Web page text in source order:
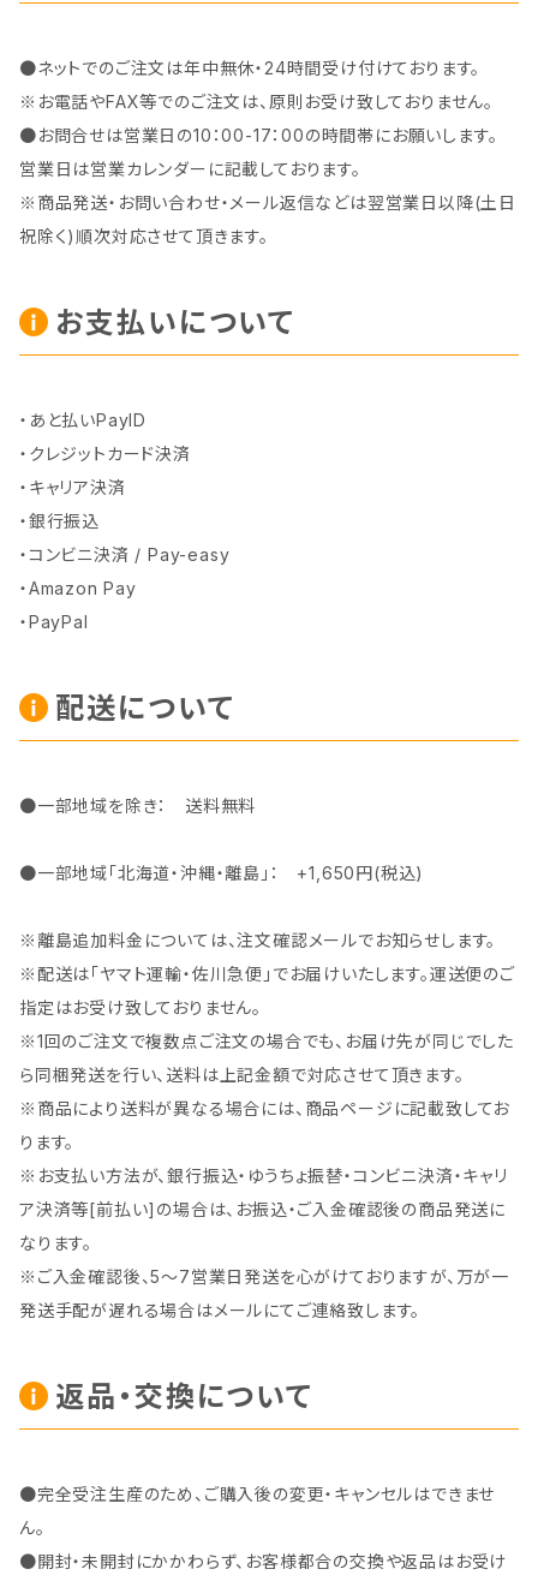
●ネットでのご注文は年中無休・24時間受け付けております。
※お電話やFAX等でのご注文は、原則お受け致しておりません。
●お問合せは営業日の10：00-17：00の時間帯にお願いします。
営業日は営業カレンダーに記載しております。
※商品発送・お問い合わせ・メール返信などは翌営業日以降(土日
祝除く)順次対応させて頂きます。
お支払いについて
・あと払いPayID
・クレジットカード決済
・キャリア決済
・銀行振込
・コンビニ決済 / Pay-easy
・Amazon Pay
・PayPal
配送について
●一部地域を除き： 送料無料
●一部地域「北海道・沖縄・離島」： +1,650円(税込)
※離島追加料金については、注文確認メールでお知らせします。
※配送は「ヤマト運輸・佐川急便」でお届けいたします。運送便のご
指定はお受け致しておりません。
※1回のご注文で複数点ご注文の場合でも、お届け先が同じでした
ら同梱発送を行い、送料は上記金額で対応させて頂きます。
※商品により送料が異なる場合には、商品ページに記載致してお
ります。
※お支払い方法が、銀行振込・ゆうちょ振替・コンビニ決済・キャリ
ア決済等[前払い]の場合は、お振込・ご入金確認後の商品発送に
なります。
※ご入金確認後、5～7営業日発送を心がけておりますが、万が一
発送手配が遅れる場合はメールにてご連絡致します。
返品・交換について
●完全受注生産のため、ご購入後の変更・キャンセルはできませ
ん。
●開封・未開封にかかわらず、お客様都合の交換や返品はお受け